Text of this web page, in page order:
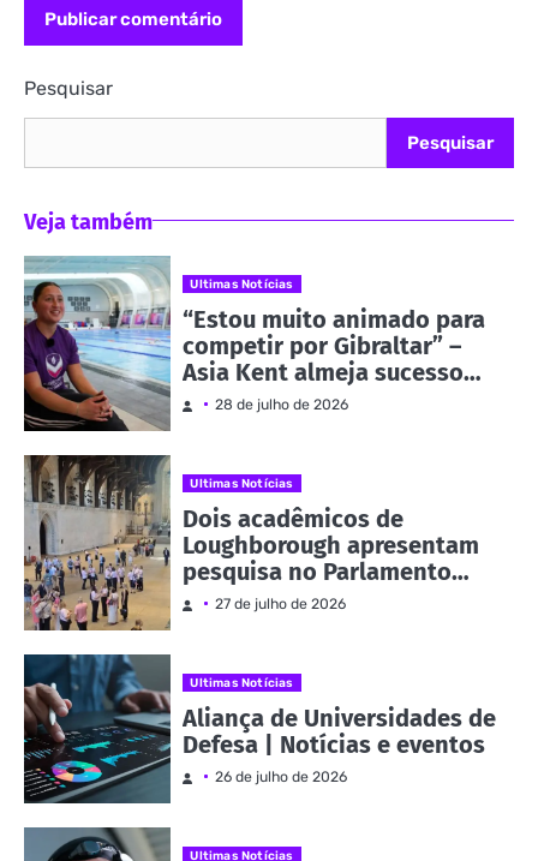
Pesquisar
Pesquisar
Veja também
Ultimas Notícias
“Estou muito animado para
competir por Gibraltar” –
Asia Kent almeja sucesso
nos Jogos da
28 de julho de 2026
Ultimas Notícias
Dois acadêmicos de
Loughborough apresentam
pesquisa no Parlamento
como parte da Evidence
27 de julho de 2026
Ultimas Notícias
Aliança de Universidades de
Defesa | Notícias e eventos
26 de julho de 2026
Ultimas Notícias